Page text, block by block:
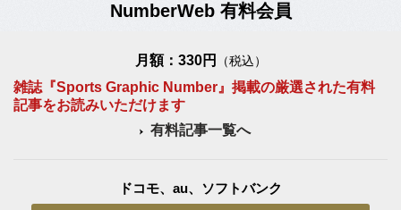
NumberWeb 有料会員
月額：330円 （税込）
雑誌『Sports Graphic Number』掲載の厳選された有料
記事をお読みいただけます
有料記事一覧へ
ドコモ、au、ソフトバンク